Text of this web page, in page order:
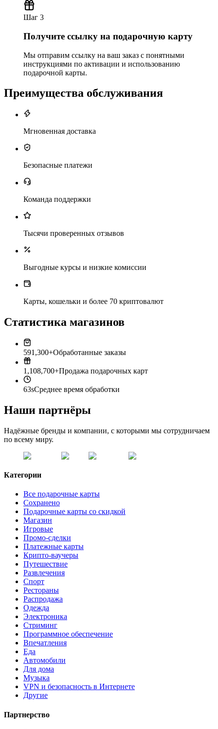
Шаг 3
Получите ссылку на подарочную карту
Мы отправим ссылку на ваш заказ с понятными
инструкциями по активации и использованию
подарочной карты.
Преимущества обслуживания
Мгновенная доставка
Безопасные платежи
Команда поддержки
Тысячи проверенных отзывов
Выгодные курсы и низкие комиссии
Карты, кошельки и более 70 криптовалют
Статистика магазинов
591,300+Обработанные заказы
1,108,700+Продажа подарочных карт
63sСреднее время обработки
Наши партнёры
Надёжные бренды и компании, с которыми мы сотрудничаем
по всему миру.
Категории
Все подарочные карты
Сохранено
Подарочные карты со скидкой
Магазин
Игровые
Промо-сделки
Платежные карты
Крипто-ваучеры
Путешествие
Развлечения
Спорт
Рестораны
Распродажа
Одежда
Электроника
Стриминг
Программное обеспечение
Впечатления
Еда
Автомобили
Для дома
Музыка
VPN и безопасность в Интернете
Другие
Партнерство